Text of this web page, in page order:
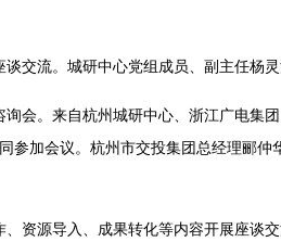
交流。城研中心党组成员、副主任杨灵
会。来自杭州城研中心、浙江广电集团
参加会议。杭州市交投集团总经理郦仲
资源导入、成果转化等内容开展座谈交